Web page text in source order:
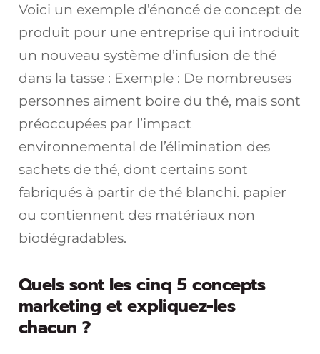
Voici un exemple d’énoncé de concept de
produit pour une entreprise qui introduit
un nouveau système d’infusion de thé
dans la tasse : Exemple : De nombreuses
personnes aiment boire du thé, mais sont
préoccupées par l’impact
environnemental de l’élimination des
sachets de thé, dont certains sont
fabriqués à partir de thé blanchi. papier
ou contiennent des matériaux non
biodégradables.
Quels sont les cinq 5 concepts
marketing et expliquez-les
chacun ?